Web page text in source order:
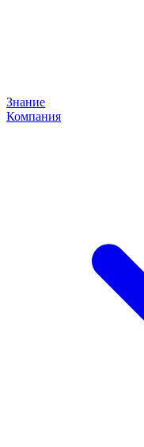
Знание
Компания